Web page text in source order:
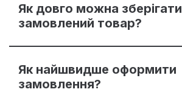
Як довго можна зберігати
замовлений товар?
Як найшвидше оформити
замовлення?